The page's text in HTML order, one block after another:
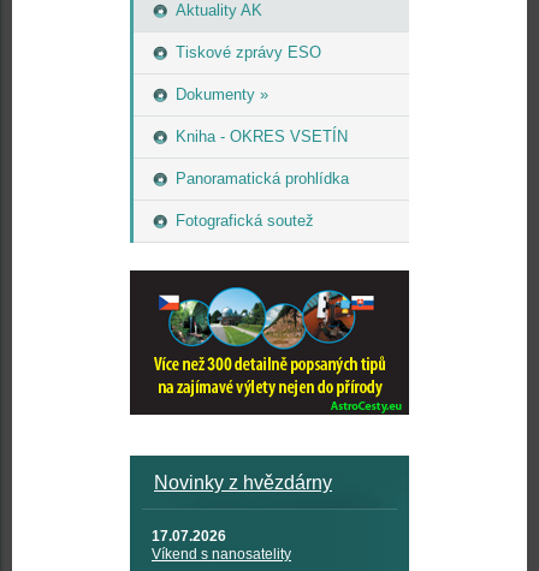
Aktuality AK
Tiskové zprávy ESO
Dokumenty »
Kniha - OKRES VSETÍN
Panoramatická prohlídka
Fotografická soutež
Novinky z hvězdárny
17.07.2026
Víkend s nanosatelity